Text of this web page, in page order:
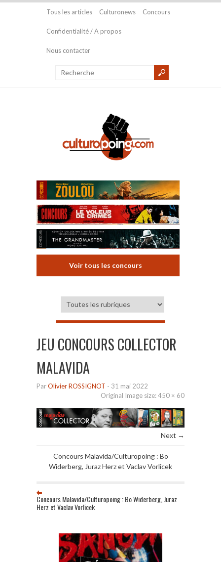
Tous les articles Culturonews Concours
Confidentialité / A propos
Nous contacter
Voir tous les concours
JEU CONCOURS COLLECTOR
MALAVIDA
ParOlivier ROSSIGNOT - 31 mai 2022
Original Image size:450 × 60
Next →
Concours Malavida/Culturopoing : Bo
Widerberg, Juraz Herz et Vaclav Vorlicek
Concours Malavida/Culturopoing : Bo Widerberg, Juraz
Herz et Vaclav Vorlicek